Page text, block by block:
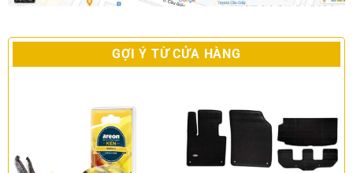
GỢI Ý TỪ CỬA HÀNG